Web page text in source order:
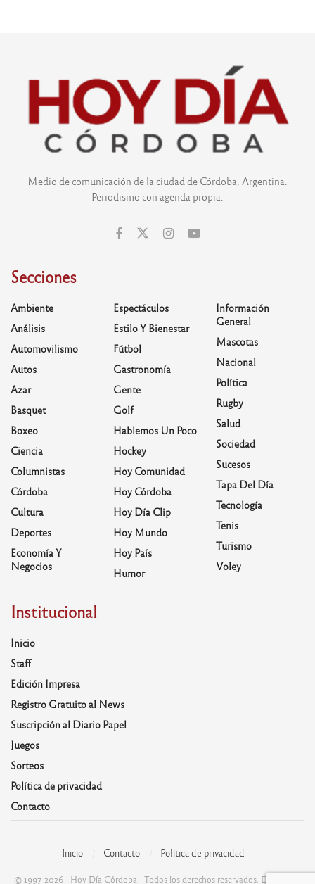
Medio de comunicación de la ciudad de Córdoba, Argentina.
Periodismo con agenda propia.
Secciones
Ambiente
Análisis
Automovilismo
Autos
Azar
Basquet
Boxeo
Ciencia
Columnistas
Córdoba
Cultura
Deportes
Economía Y
Negocios
Espectáculos
Estilo Y Bienestar
Fútbol
Gastronomía
Gente
Golf
Hablemos Un Poco
Hockey
Hoy Comunidad
Hoy Córdoba
Hoy Día Clip
Hoy Mundo
Hoy País
Humor
Información
General
Mascotas
Nacional
Política
Rugby
Salud
Sociedad
Sucesos
Tapa Del Día
Tecnología
Tenis
Turismo
Voley
Institucional
Inicio
Staff
Edición Impresa
Registro Gratuito al News
Suscripción al Diario Papel
Juegos
Sorteos
Política de privacidad
Contacto
Inicio Contacto Política de privacidad
© 1997-2026 - Hoy Día Córdoba - Todos los derechos reservados. Desarrolla: